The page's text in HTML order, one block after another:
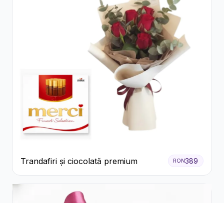
Trandafiri și ciocolată premium RON389